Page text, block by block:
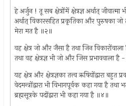
हे अर्जुन ! तू सब क्षेत्रोंमें क्षेत्रज्ञ अर्थात्
अर्थात् विकारसहित प्रकृतिका और पुरुषका जो
मेरा मत है ॥२॥
वह क्षेत्र जो और जैसा है तथा जिन
तथा वह क्षेत्रज्ञ भी जो और जिस
यह क्षेत्र और क्षेत्रज्ञका तत्त्व ऋषियोंद्वारा
वेदमन्त्रोंद्वारा भी विभागपूर्वक कहा गया है
ब्रह्मसूत्रके पदोंद्वारा भी कहा गया है ॥४॥